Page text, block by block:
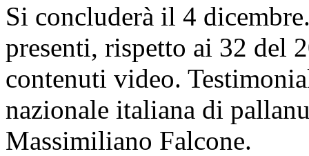
Si concluderà il 4
presenti, rispetto ai 32 del
contenuti video.
nazionale italiana di
Massimiliano Falcone.